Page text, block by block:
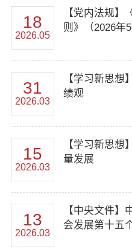
18
2026.05
【党内法规】
则》（2026年5
31
2026.03
【学习新思想
绩观
15
2026.03
【学习新思想
量发展
13
2026.03
【中央文件】
会发展第十五